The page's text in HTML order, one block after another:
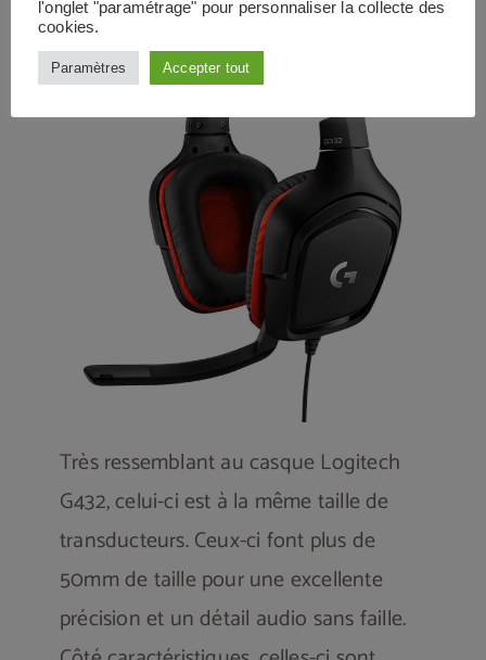
Très ressemblant au casque Logitech
G432, celui-ci est à la même taille de
transducteurs. Ceux-ci font plus de
50mm de taille pour une excellente
précision et un détail audio sans faille.
l'onglet "paramétrage" pour personnaliser la collecte des
cookies.
Paramètres Accepter tout